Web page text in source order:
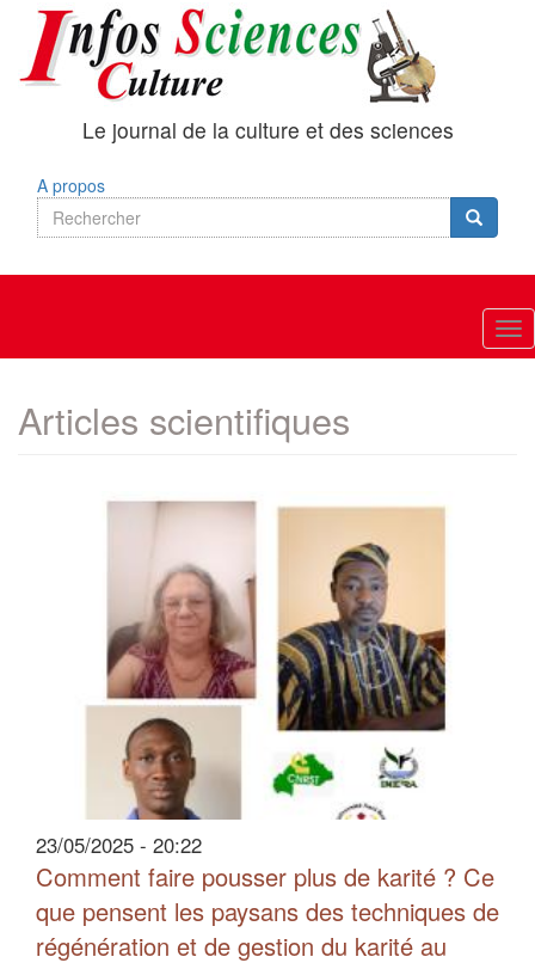
contenu
principal
Le journal de la culture et des sciences
A propos
Search
Rechercher
Articles scientifiques
23/05/2025 - 20:22
Comment faire pousser plus de karité ? Ce
que pensent les paysans des techniques de
régénération et de gestion du karité au